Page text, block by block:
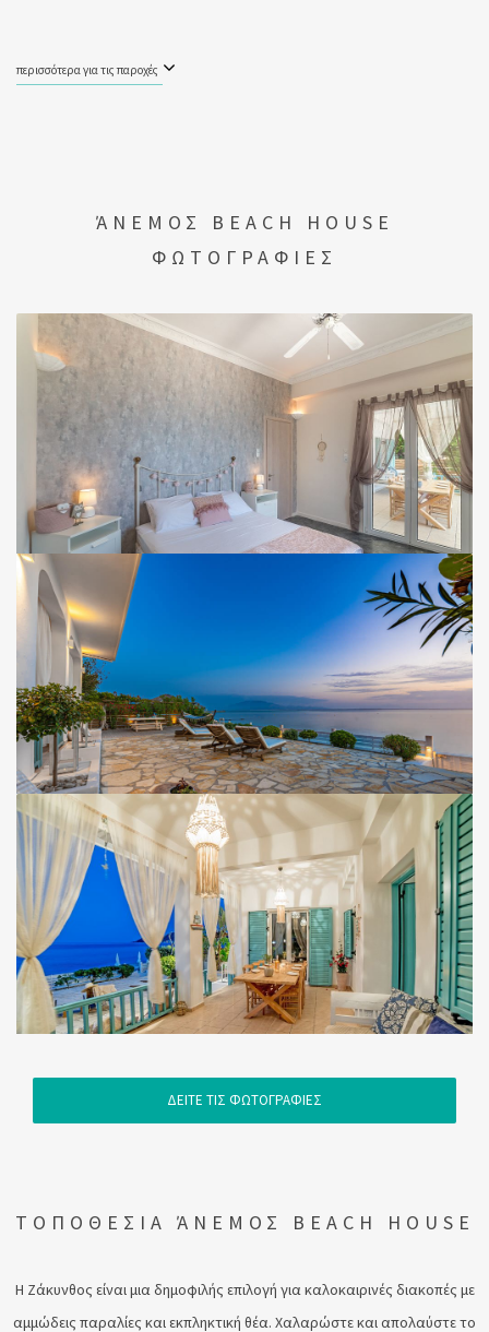
περισσότερα για τις παροχές
ΆΝΕΜΟΣ BEACH HOUSE
ΦΩΤΟΓΡΑΦΙΕΣ
ΔΕΙΤΕ ΤΙΣ ΦΩΤΟΓΡΑΦΙΕΣ
ΤΟΠΟΘΕΣΙΑ ΆΝΕΜΟΣ BEACH HOUSE
Η Ζάκυνθος είναι μια δημοφιλής επιλογή για καλοκαιρινές διακοπές με
αμμώδεις παραλίες και εκπληκτική θέα. Χαλαρώστε και απολαύστε το